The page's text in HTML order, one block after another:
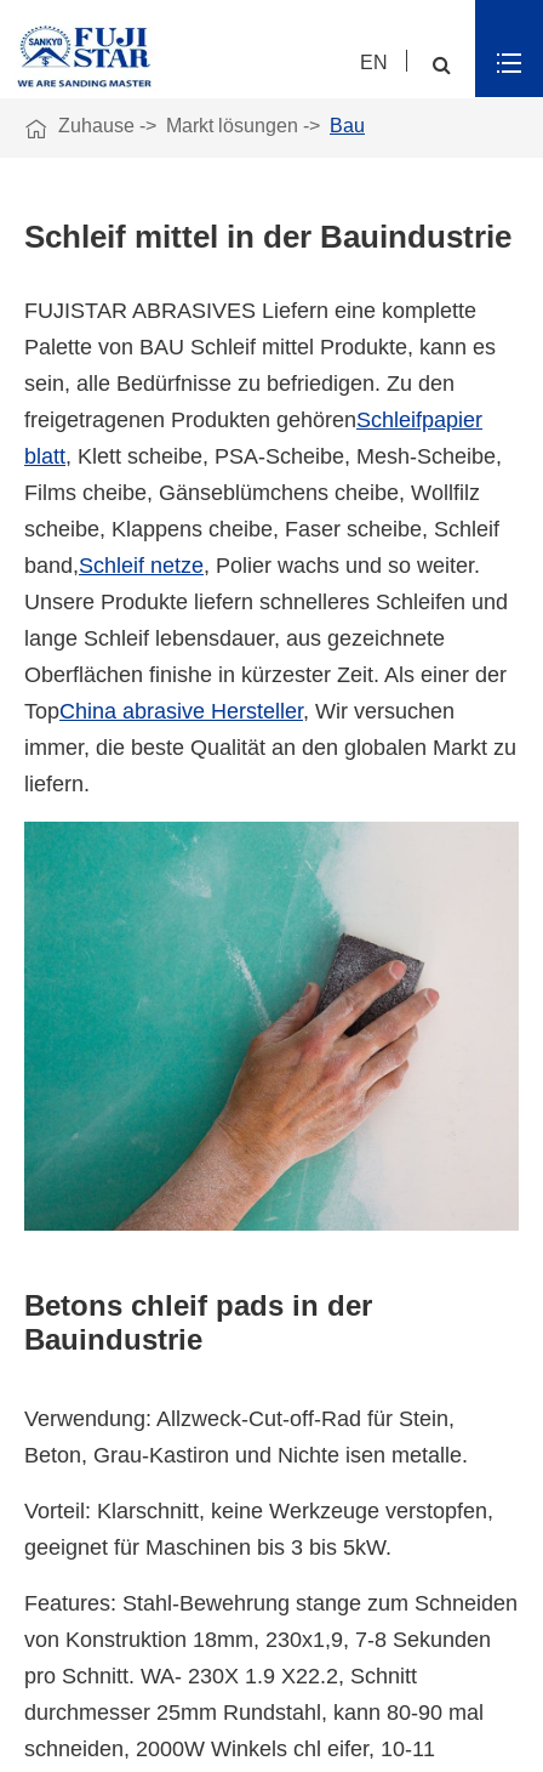
EN
 Zuhause Markt lösungen Bau
Schleif mittel in der Bauindustrie
FUJISTAR ABRASIVES Liefern eine komplette
Palette von BAU Schleif mittel Produkte, kann es
sein, alle Bedürfnisse zu befriedigen. Zu den
freigetragenen Produkten gehörenSchleifpapier
blatt, Klett scheibe, PSA-Scheibe, Mesh-Scheibe,
Films cheibe, Gänseblümchens cheibe, Wollfilz
scheibe, Klappens cheibe, Faser scheibe, Schleif
band,Schleif netze, Polier wachs und so weiter.
Unsere Produkte liefern schnelleres Schleifen und
lange Schleif lebensdauer, aus gezeichnete
Oberflächen finishe in kürzester Zeit. Als einer der
TopChina abrasive Hersteller, Wir versuchen
immer, die beste Qualität an den globalen Markt zu
liefern.
Betons chleif pads in der
Bauindustrie
Verwendung: Allzweck-Cut-off-Rad für Stein,
Beton, Grau-Kastiron und Nichte isen metalle.
Vorteil: Klarschnitt, keine Werkzeuge verstopfen,
geeignet für Maschinen bis 3 bis 5kW.
Features: Stahl-Bewehrung stange zum Schneiden
von Konstruktion 18mm, 230x1,9, 7-8 Sekunden
pro Schnitt. WA- 230X 1.9 X22.2, Schnitt
durchmesser 25mm Rundstahl, kann 80-90 mal
schneiden, 2000W Winkels chl eifer, 10-11